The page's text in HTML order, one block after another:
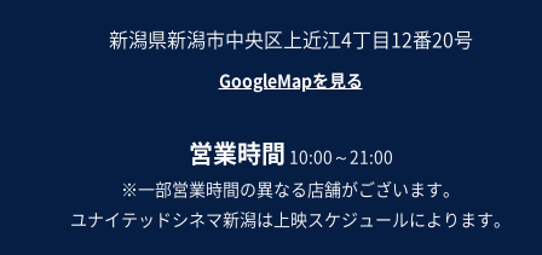
新潟県新潟市中央区上近江4丁目12番20号
GoogleMapを見る
営業時間 10:00～21:00
※一部営業時間の異なる店舗がございます。
ユナイテッドシネマ新潟は上映スケジュールによります。